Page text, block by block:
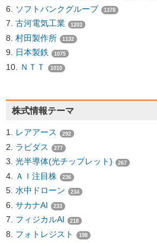
ソフトバンクグループ 1378
古河電気工業 1203
村田製作所 1132
日本製鉄 1075
ＮＴＴ 1010
株式情報テーマ
レアアース 292
ラピダス 277
光半導体(光チップレット) 267
ＡＩ注目株 236
水中ドローン 234
サカナAI 233
フィジカルAI 218
フォトレジスト 198